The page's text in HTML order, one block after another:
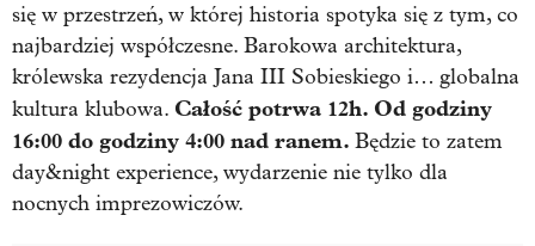
się w przestrzeń, w której historia spotyka się z tym, co
najbardziej współczesne. Barokowa architektura,
królewska rezydencja Jana III Sobieskiego i… globalna
kultura klubowa. Całość potrwa 12h. Od godziny
16:00 do godziny 4:00 nad ranem. Będzie to zatem
day&night experience, wydarzenie nie tylko dla
nocnych imprezowiczów.